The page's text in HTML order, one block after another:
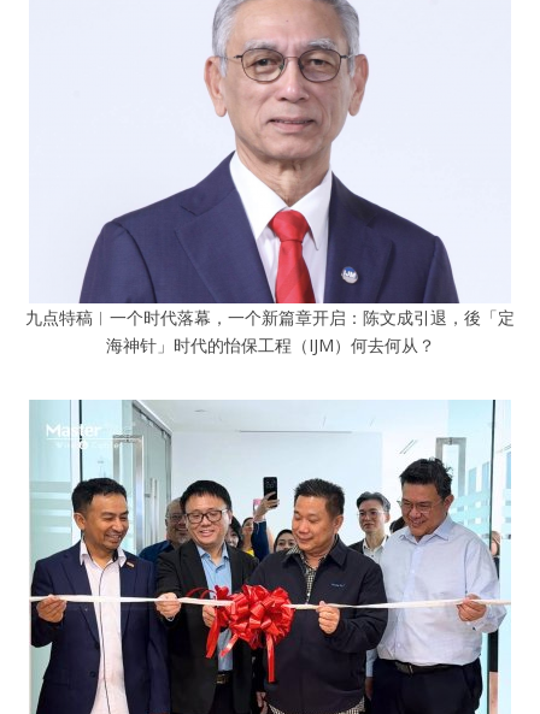
九点特稿︱一个时代落幕，一个新篇章开启：陈文成引退，後「定
海神针」时代的怡保工程（IJM）何去何从？